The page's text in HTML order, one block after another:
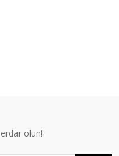
olun!